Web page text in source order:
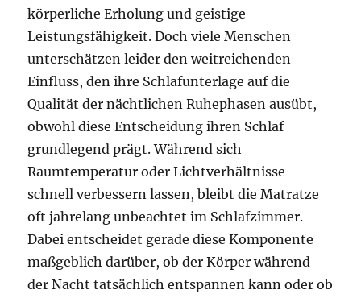
körperliche Erholung und geistige
Leistungsfähigkeit. Doch viele Menschen
unterschätzen leider den weitreichenden
Einfluss, den ihre Schlafunterlage auf die
Qualität der nächtlichen Ruhephasen ausübt,
obwohl diese Entscheidung ihren Schlaf
grundlegend prägt. Während sich
Raumtemperatur oder Lichtverhältnisse
schnell verbessern lassen, bleibt die Matratze
oft jahrelang unbeachtet im Schlafzimmer.
Dabei entscheidet gerade diese Komponente
maßgeblich darüber, ob der Körper während
der Nacht tatsächlich entspannen kann oder ob